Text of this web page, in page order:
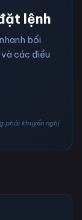
lệnh
bối
các điều
phải khuyến nghị